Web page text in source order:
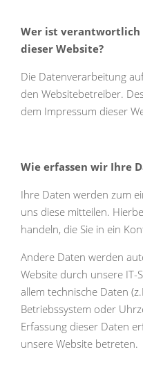
Wer ist verantwortlich
dieser Website?
Die Datenverarbeitung
den Websitebetreiber.
dem Impressum dieser
Wie erfassen wir Ihre
Ihre Daten werden zum
uns diese mitteilen.
handeln, die Sie in ein
Andere Daten werden
Website durch unsere IT-
allem technische Daten
Betriebssystem oder
Erfassung dieser Daten
unsere Website betreten.